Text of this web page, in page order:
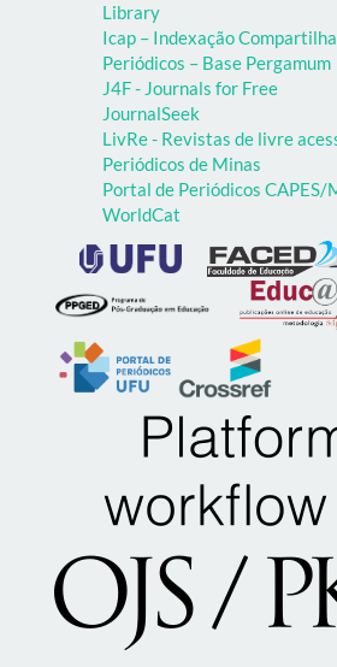
Library
Icap – Indexação
Periódicos – Base Pergamum
J4F - Journals for Free
JournalSeek
LivRe - Revistas de livre
Periódicos de Minas
Portal de Periódicos CAPES/
WorldCat